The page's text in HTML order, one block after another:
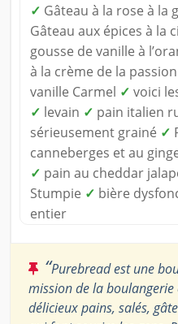
✓ Gâteau à la rose à la
Gâteau aux épices à la
gousse de vanille à
à la crème de la passion
vanille Carmel ✓ voici
✓ levain ✓ pain italien
sérieusement grainé ✓
canneberges et au
✓ pain au cheddar
Stumpie ✓ bière
entier
“Purebread est une
mission de la
délicieux pains, salés,